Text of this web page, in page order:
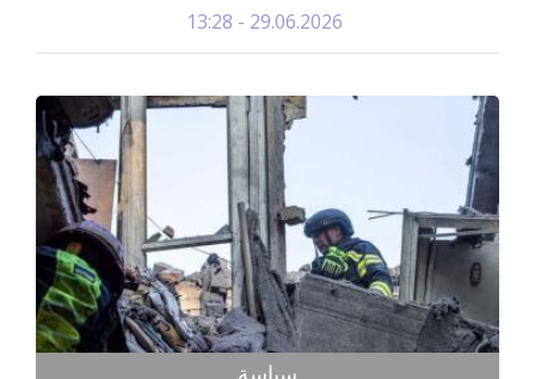
29.06.2026 - 13:28
سياسة